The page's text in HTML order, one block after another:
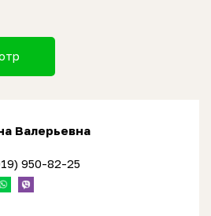
Валерьевна
950-82-25